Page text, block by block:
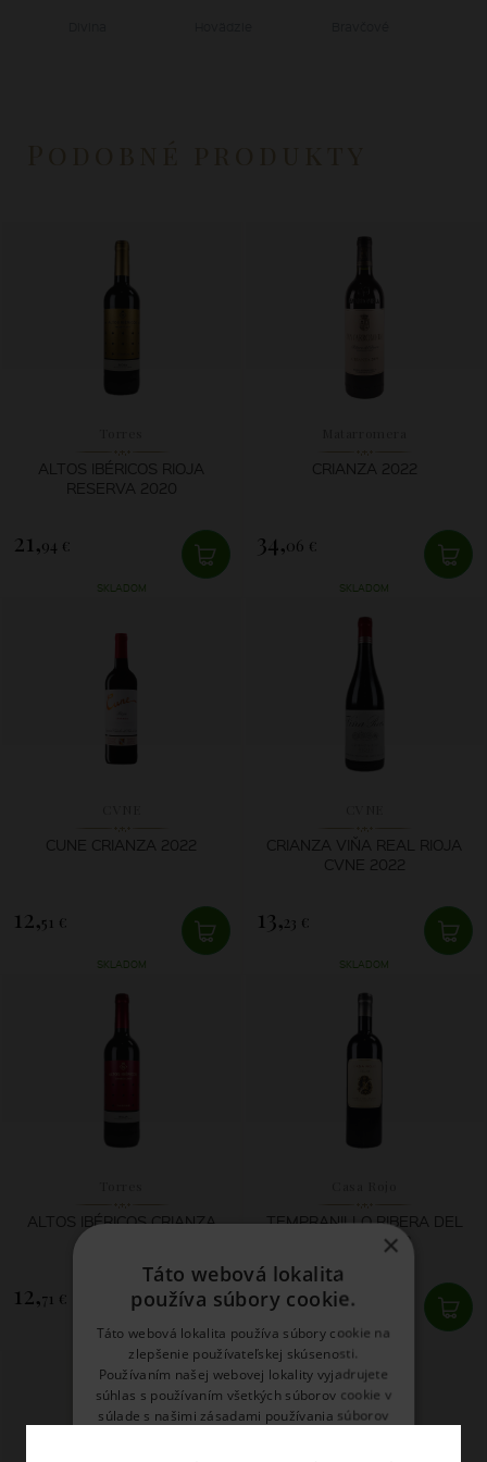
ALTOS IBÉRICOS RIOJA
RESERVA 2020
21,94 €
SKLADOM
CRIANZA 2022
34,06 €
SKLADOM
CUNE CRIANZA 2022
12,51 €
SKLADOM
CRIANZA VIŇA REAL RIOJA
CVNE 2022
13,23 €
SKLADOM
ALTOS IBÉRICOS CRIANZA
RIOJA 2022
12,71 €
SKLADOM
TEMPRANILLO RIBERA DEL
DUERO 2023
22, 20 €
SKLADOM
×
Táto webová lokalita
používa súbory cookie.
Táto webová lokalita používa súbory cookie na
zlepšenie používateľskej skúsenosti.
Používaním našej webovej lokality vyjadrujete
súhlas s používaním všetkých súborov cookie v
súlade s našimi zásadami používania súborov